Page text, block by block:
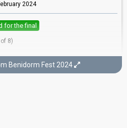
2024
for the final
8)
Benidorm Fest 2024